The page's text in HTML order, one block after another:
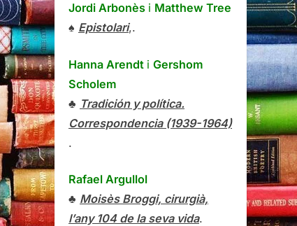
Jordi Arbonès i Matthew Tree
♠ Epistolari,.
Hanna Arendt i Gershom
Scholem
♣ Tradición y política.
Correspondencia (1939-1964)
.
Rafael Argullol
♣ Moisès Broggi, cirurgià,
l’any 104 de la seva vida.